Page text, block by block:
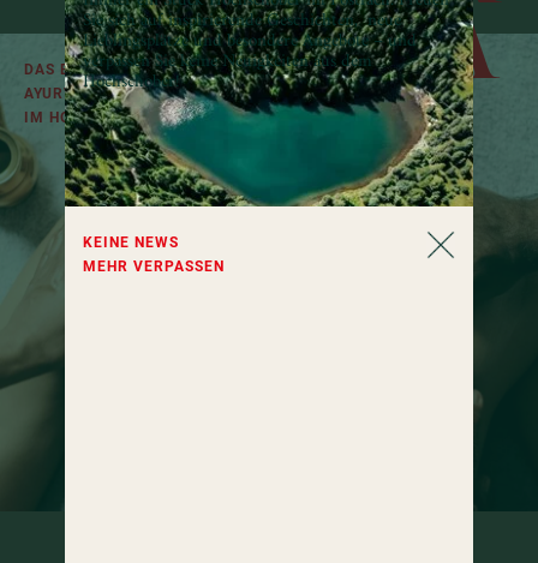
Sie sich auf inspirierende Geschichten, neue
Lieblingsplätze und besondere Angebote – und
verpassen Sie keine Neuigkeiten aus dem
Hochschober!
KEINE NEWS
MEHR VERPASSEN
DAS BESONDERE
AYURVEDA-ANGEBOT
IM HOTEL HOCHSCHOBER
VEDA